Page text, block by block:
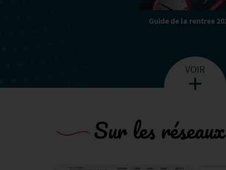
Guide de la rentree
VOIR
Sur les